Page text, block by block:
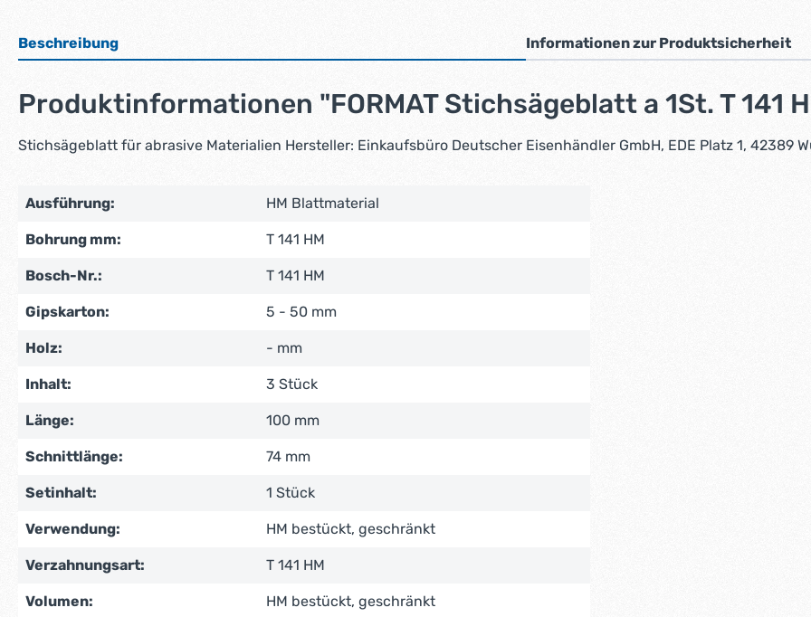
Beschreibung Informationen zur Produktsicherheit
Produktinformationen "FORMAT Stichsägeblatt a 1St. T 141
Stichsägeblatt für abrasive Materialien Hersteller: Einkaufsbüro Deutscher Eisenhändler GmbH, EDE Platz 1, 42389
Ausführung: HM Blattmaterial
Bohrung mm: T 141 HM
Bosch-Nr.: T 141 HM
Gipskarton: 5 - 50 mm
Holz: - mm
Inhalt: 3 Stück
Länge: 100 mm
Schnittlänge: 74 mm
Setinhalt: 1 Stück
Verwendung: HM bestückt, geschränkt
Verzahnungsart: T 141 HM
Volumen: HM bestückt, geschränkt